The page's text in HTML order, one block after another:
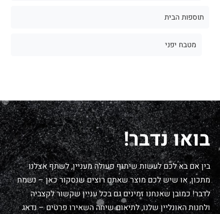
תוספות הבית
מטבח יפני
בואו נדבר!
בין אם בא לכם לעשות שיתוף פעולה מעניין, לשתף אצלנו
מתכון, או שיש לכם מוצר שאתם רוצים שנסקור כאן – נשמח
לדבר! כמובן שאנחנו זמינים גם בכל עניין שקשור לקצביה
ולחנות האונליין שלנו, לתיאום שיחה השאירו פרטים – נדאג